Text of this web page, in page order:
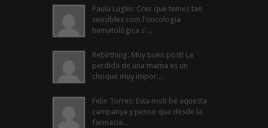
Paula Luglin: Crec que temes tan
sensibles com l'oncologia
hematològica s'...
Rebirthing: Muy buen post! La
perdida de una mama es un
choque muy impor...
Felix Torres: Esta molt bé aquesta
campanya y penso que desde la
farmacia...